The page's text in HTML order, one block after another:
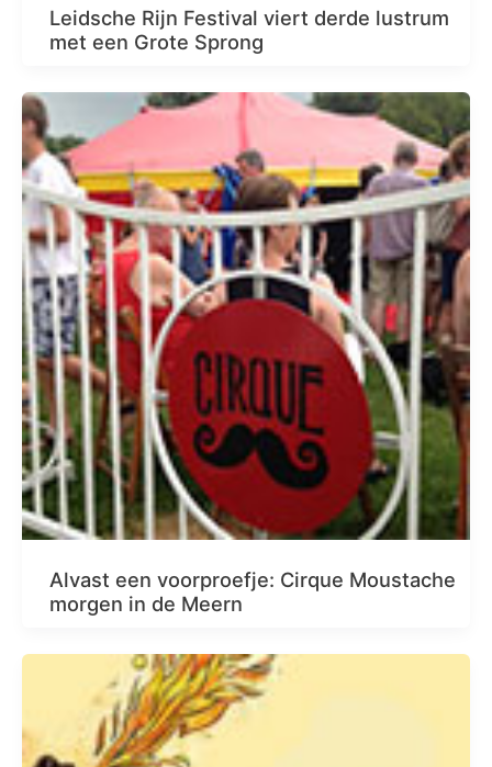
Leidsche Rijn Festival viert derde lustrum
met een Grote Sprong
Alvast een voorproefje: Cirque Moustache
morgen in de Meern